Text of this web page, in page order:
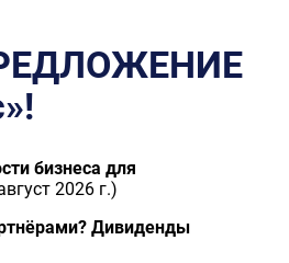
бизнеса для
2026 г.)
Дивиденды